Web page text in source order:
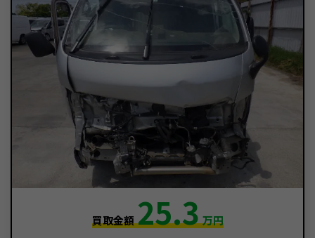
買取金額25.3万円